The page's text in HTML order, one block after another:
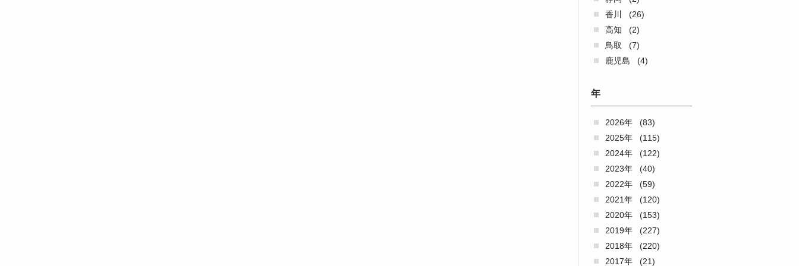
香川
(26)
高知
(2)
鳥取
(7)
鹿児島
(4)
年
2026年
(83)
2025年
(115)
2024年
(122)
2023年
(40)
2022年
(59)
2021年
(120)
2020年
(153)
2019年
(227)
2018年
(220)
2017年
(21)